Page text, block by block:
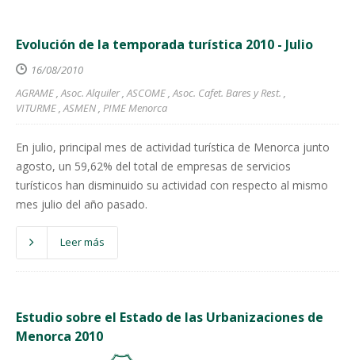
Evolución de la temporada turística 2010 - Julio
16/08/2010
AGRAME,Asoc. Alquiler,ASCOME,Asoc. Cafet. Bares y Rest. ,
VITURME,ASMEN, PIME Menorca
En julio, principal mes de actividad turística de Menorca junto
agosto, un 59,62% del total de empresas de servicios
turísticos han disminuido su actividad con respecto al mismo
mes julio del año pasado.
Leer más
Estudio sobre el Estado de las Urbanizaciones de
Menorca 2010